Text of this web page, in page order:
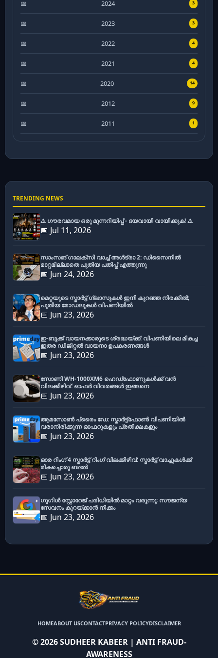
TRENDING NEWS
⚠️ ഗൗരവമായ ഒരു മുന്നറിയിപ്പ് - ദയവായി വായിക്കുക! ⚠️
📅 Jul 11, 2026
സാംസങ് ഗാലക്സി വാച്ച് അൾട്രാ 2: ഡിസൈനിൽ
മാറ്റമില്ലാതെ പുതിയ പതിപ്പ് എത്തുന്നു
📅 Jun 24, 2026
മെറ്റയുടെ സ്മാർട്ട് ഗ്ലാസുകൾ ഇനി കുറഞ്ഞ നിരക്കിൽ;
പുതിയ മോഡലുകൾ വിപണിയിൽ
📅 Jun 23, 2026
ഇ-ബുക്ക് വായനക്കാരുടെ ശ്രദ്ധയ്ക്ക്: വിപണിയിലെ മികച്ച
ഇതര ഡിജിറ്റൽ വായനാ ഉപകരണങ്ങൾ
📅 Jun 23, 2026
സോണി WH-1000XM6 ഹെഡ്‌ഫോണുകൾക്ക് വൻ
വിലക്കിഴിവ്: ഓഫർ വിവരങ്ങൾ ഇങ്ങനെ
📅 Jun 23, 2026
ആമസോൺ പ്രൈം ഡേ: സ്മാർട്ട്ഫോൺ വിപണിയിൽ
വരാനിരിക്കുന്ന ഓഫറുകളും പ്രതീക്ഷകളും
📅 Jun 23, 2026
ഓര റിംഗ് 4 സ്മാർട്ട് റിംഗ് വിലക്കിഴിവ്: സ്മാർട്ട് വാച്ചുകൾക്ക്
മികച്ചൊരു ബദൽ
📅 Jun 23, 2026
ഗൂഗിൾ സ്റ്റോറേജ് പരിധിയിൽ മാറ്റം വരുന്നു; സൗജന്യ
സേവനം കുറയ്ക്കാൻ നീക്കം
📅 Jun 23, 2026
2024 3
2023 3
2022 4
2021 4
2020 14
2012 9
2011 1
HOMEABOUT USCONTACTPRIVACY POLICYDISCLAIMER
©2026SUDHEER KABEER | ANTI FRAUD-
AWARENESS